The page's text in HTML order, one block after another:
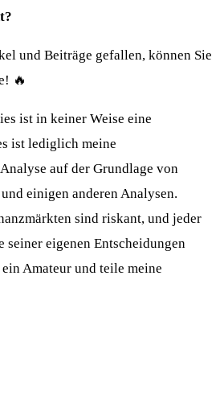
und Beiträge gefallen, können Sie
🔥
ist in keiner Weise eine
ist lediglich meine
auf der Grundlage von
einigen anderen Analysen.
sind riskant, und jeder
seiner eigenen Entscheidungen
Amateur und teile meine